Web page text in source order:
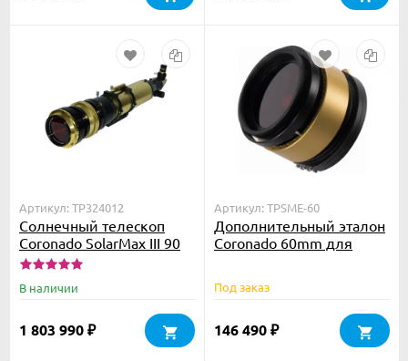
Артикул: TP324012
Солнечный телескоп
Coronado SolarMax III 90
Double Stack с блок.
В наличии
1 803 990 ₽
Артикул: TPSME-60
Дополнительный эталон
Coronado 60mm для
Под заказ
146 490 ₽